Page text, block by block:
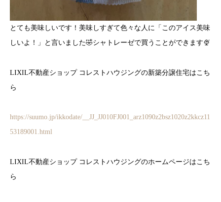
とても美味しいです！美味しすぎて色々な人に「このアイス美味
しいよ！」と言いました🤣シャトレーゼで買うことができます🍨
LIXIL不動産ショップ コレストハウジングの新築分譲住宅はこち
ら
https://suumo.jp/ikkodate/__JJ_JJ010FJ001_arz1090z2bsz1020z2kkcz11
53189001.html
LIXIL不動産ショップ コレストハウジングのホームページはこち
ら